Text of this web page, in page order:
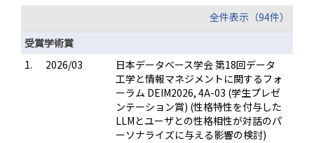
全件表示（94件）
受賞学術賞
1.
2026/03
日本データベース学会 第18回データ
工学と情報マネジメントに関するフォ
ーラム DEIM2026, 4A-03 (学生プレゼ
ンテーション賞) (性格特性を付与した
LLMとユーザとの性格相性が対話のパ
ーソナライズに与える影響の検討)